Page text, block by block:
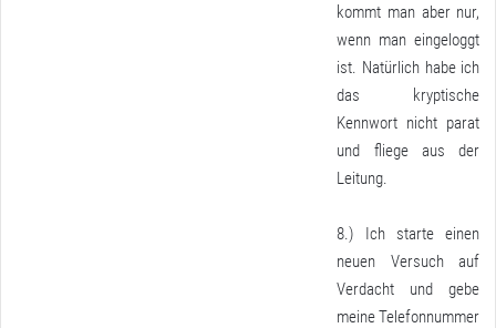
kommt man aber nur,
wenn man eingeloggt
ist. Natürlich habe ich
das kryptische
Kennwort nicht parat
und fliege aus der
Leitung.
8.) Ich starte einen
neuen Versuch auf
Verdacht und gebe
meine Telefonnummer